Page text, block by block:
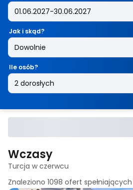
Jak i skąd?
Ile osób?
Wczasy
Turcja w czerwcu
Znaleziono 1098 ofert spełniających